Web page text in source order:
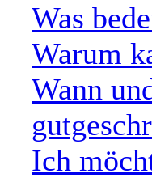
Was
Warum
Wann
Ich